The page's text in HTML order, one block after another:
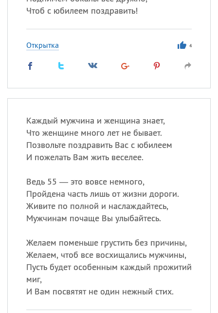
Чтоб с юбилеем поздравить!
Открытка 4
Каждый мужчина и женщина знает,
Что женщине много лет не бывает.
Позвольте поздравить Вас с юбилеем
И пожелать Вам жить веселее.
Ведь 55 — это вовсе немного,
Пройдена часть лишь от жизни дороги.
Живите по полной и наслаждайтесь,
Мужчинам почаще Вы улыбайтесь.
Желаем поменьше грустить без причины,
Желаем, чтоб все восхищались мужчины,
Пусть будет особенным каждый прожитий
миг,
И Вам посвятят не один нежный стих.